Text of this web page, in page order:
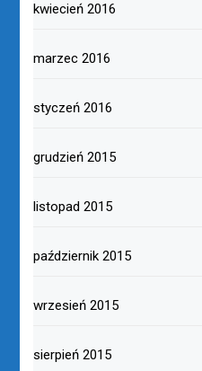
kwiecień 2016
marzec 2016
styczeń 2016
grudzień 2015
listopad 2015
październik 2015
wrzesień 2015
sierpień 2015